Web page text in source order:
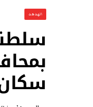
الهدهد
سكان